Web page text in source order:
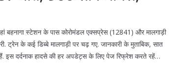
बहनागा स्टेशन के पास कोरोमंडल एक्सप्रेस (12841) और मालगाड़ी
ट्रेन के कई डिब्बे मालगाड़ी पर चढ़ गए. जानकारी के मुताबिक, सात
इस दर्दनाक हादसे की हर अपडेट्स के लिए पेज रिफ्रेश करते रहें…